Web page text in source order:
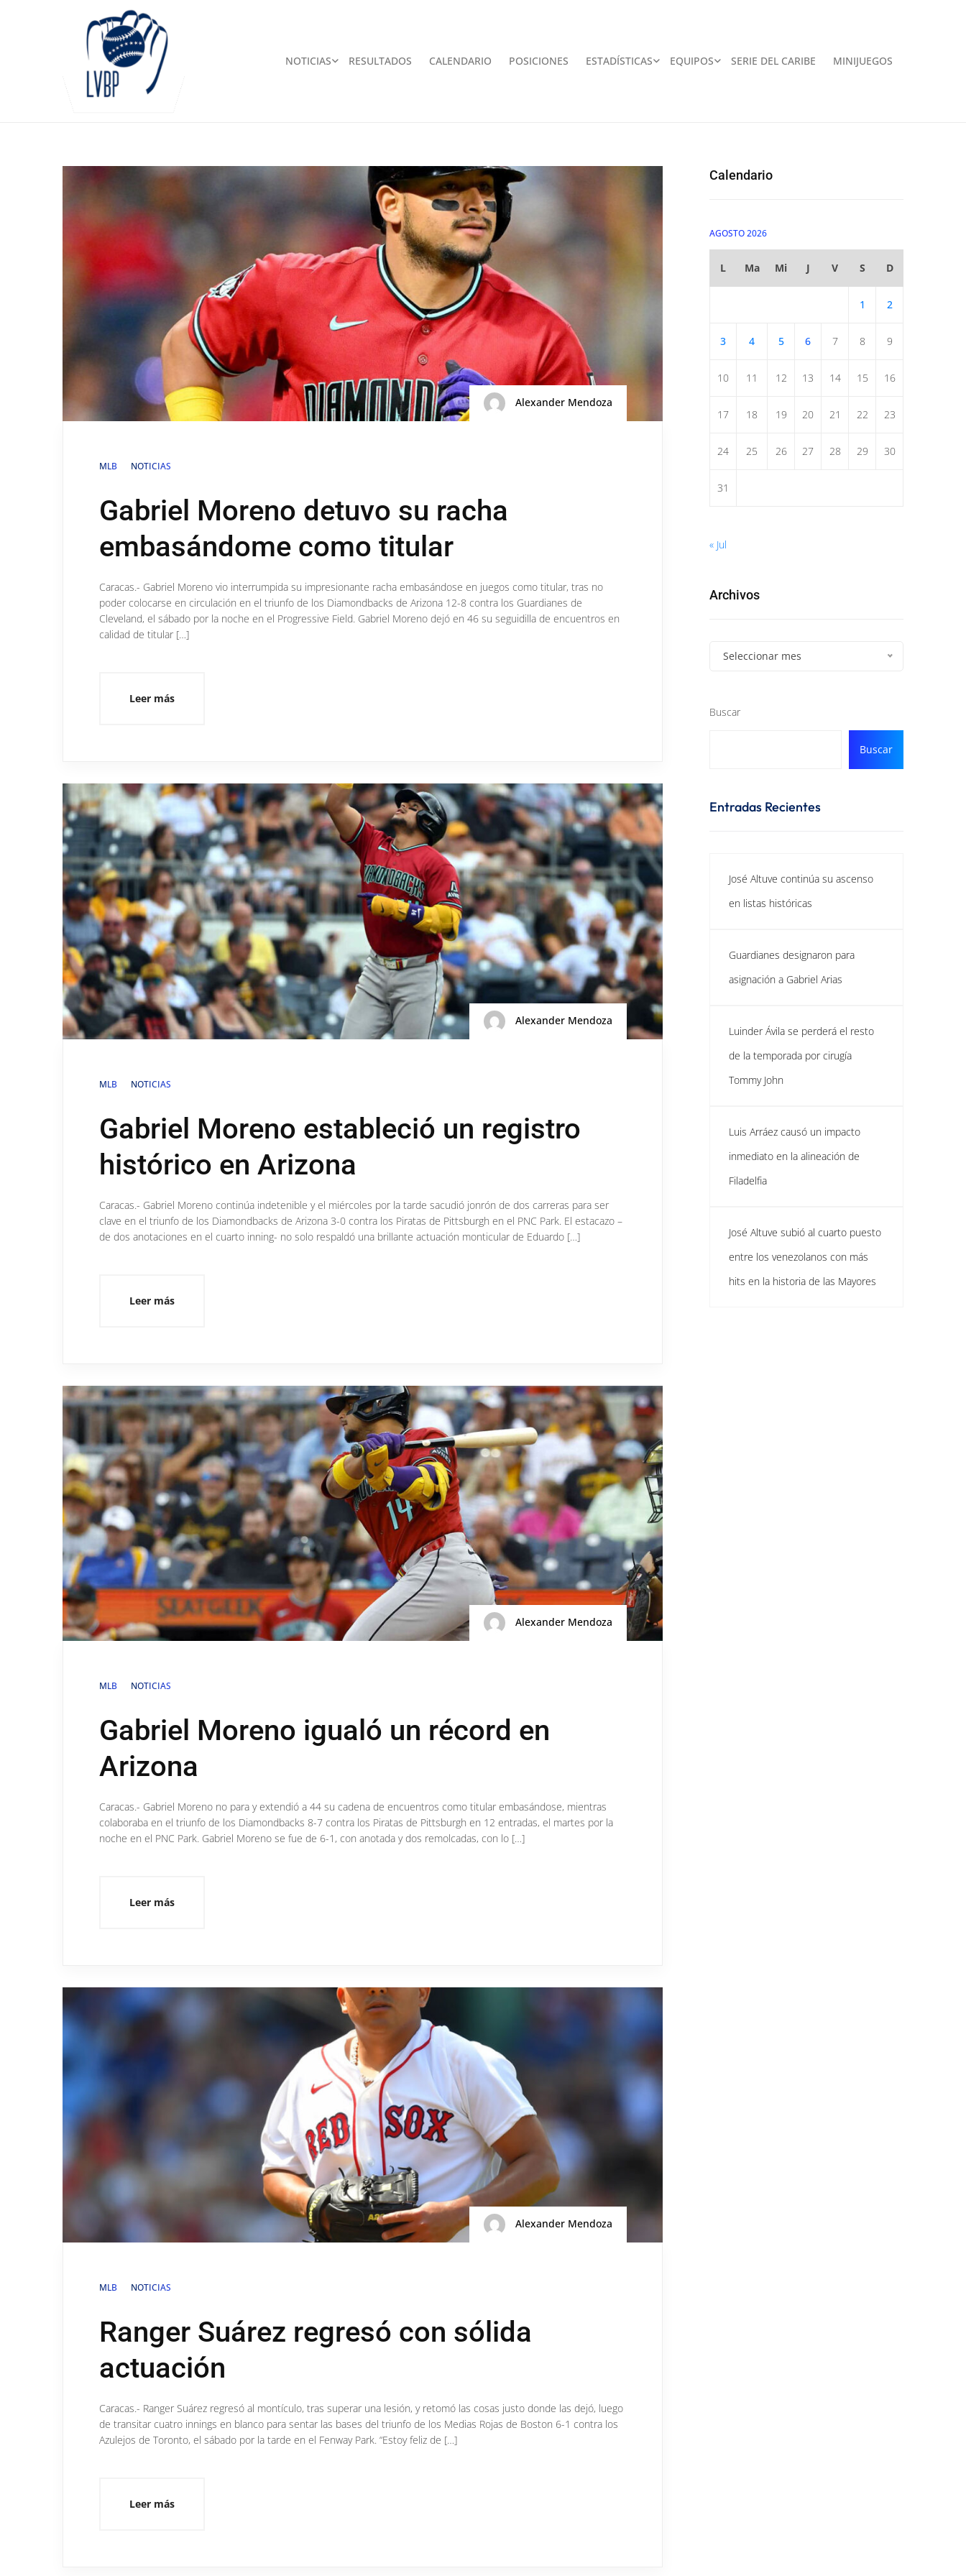
NOTICIAS RESULTADOS CALENDARIO POSICIONES ESTADÍSTICAS EQUIPOS SERIE DEL CARIBE MINIJUEGOS
Alexander Mendoza
MLB NOTICIAS
Gabriel Moreno detuvo su racha
embasándome como titular
Caracas.- Gabriel Moreno vio interrumpida su impresionante racha embasándose en juegos como titular, tras no
poder colocarse en circulación en el triunfo de los Diamondbacks de Arizona 12-8 contra los Guardianes de
Cleveland, el sábado por la noche en el Progressive Field. Gabriel Moreno dejó en 46 su seguidilla de encuentros en
calidad de titular […]
Leer más
Alexander Mendoza
MLB NOTICIAS
Gabriel Moreno estableció un registro
histórico en Arizona
Caracas.- Gabriel Moreno continúa indetenible y el miércoles por la tarde sacudió jonrón de dos carreras para ser
clave en el triunfo de los Diamondbacks de Arizona 3-0 contra los Piratas de Pittsburgh en el PNC Park. El estacazo –
de dos anotaciones en el cuarto inning- no solo respaldó una brillante actuación monticular de Eduardo […]
Leer más
Alexander Mendoza
MLB NOTICIAS
Gabriel Moreno igualó un récord en
Arizona
Caracas.- Gabriel Moreno no para y extendió a 44 su cadena de encuentros como titular embasándose, mientras
colaboraba en el triunfo de los Diamondbacks 8-7 contra los Piratas de Pittsburgh en 12 entradas, el martes por la
noche en el PNC Park. Gabriel Moreno se fue de 6-1, con anotada y dos remolcadas, con lo […]
Leer más
Alexander Mendoza
MLB NOTICIAS
Ranger Suárez regresó con sólida
actuación
Caracas.- Ranger Suárez regresó al montículo, tras superar una lesión, y retomó las cosas justo donde las dejó, luego
de transitar cuatro innings en blanco para sentar las bases del triunfo de los Medias Rojas de Boston 6-1 contra los
Azulejos de Toronto, el sábado por la tarde en el Fenway Park. “Estoy feliz de […]
Leer más
Calendario
AGOSTO 2026
L Ma Mi J V S D
1 2
3 4 5 6 7 8 9
10 11 12 13 14 15 16
17 18 19 20 21 22 23
24 25 26 27 28 29 30
31
« Jul
Archivos
Seleccionar mes
Buscar
Buscar
Entradas Recientes
José Altuve continúa su ascenso
en listas históricas
Guardianes designaron para
asignación a Gabriel Arias
Luinder Ávila se perderá el resto
de la temporada por cirugía
Tommy John
Luis Arráez causó un impacto
inmediato en la alineación de
Filadelfia
José Altuve subió al cuarto puesto
entre los venezolanos con más
hits en la historia de las Mayores